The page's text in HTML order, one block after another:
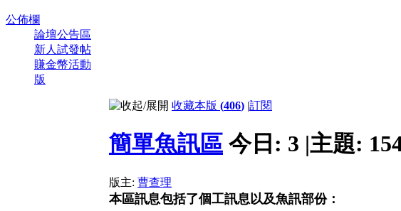
公佈欄
論壇公告區
新人試發帖
賺金幣活動
版
收藏本版 (406) |訂閱
簡單魚訊區 今日: 3 |主題:
版主: 曹查理
本區訊息包括了個工訊息以及魚訊部份：